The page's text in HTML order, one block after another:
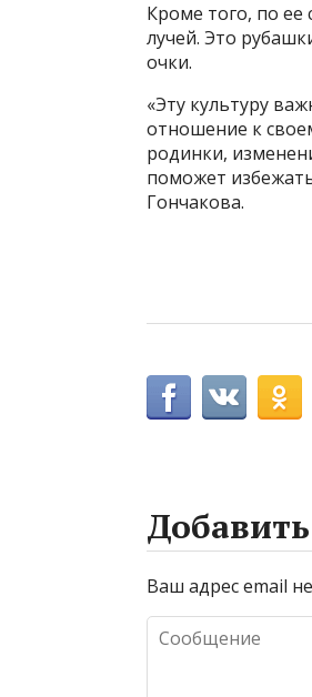
Кроме того, по
лучей. Это
очки.
«Эту культуру
отношение к
родинки,
поможет
Гончакова.
Ваш адрес email